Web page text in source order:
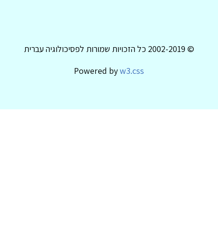
© 2002-2019 כל הזכויות שמורות לפסיכולוגיה עברית
Powered byw3.css